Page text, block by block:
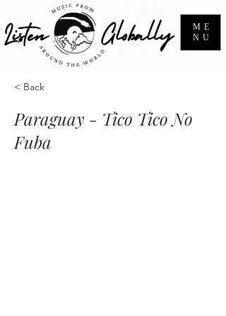
ME
NU
< Back
Paraguay - Tico Tico No
Fuba